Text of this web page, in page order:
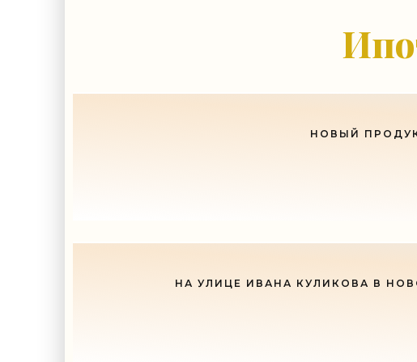
НОВЫЙ
НА УЛИЦЕ ИВАНА КУЛИКОВА В